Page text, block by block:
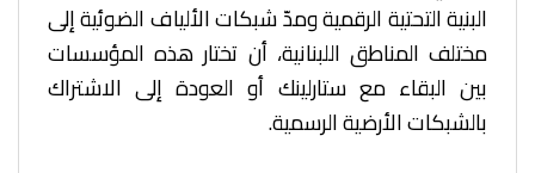
البنية التحتية الرقمية ومدّ شبكات الألياف الضوئية إلى
مختلف المناطق اللبنانية، أن تختار هذه المؤسسات
بين البقاء مع ستارلينك أو العودة إلى الاشتراك
بالشبكات الأرضية الرسمية.